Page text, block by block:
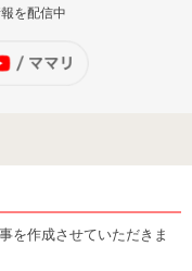
を配信中
を作成させていただきま